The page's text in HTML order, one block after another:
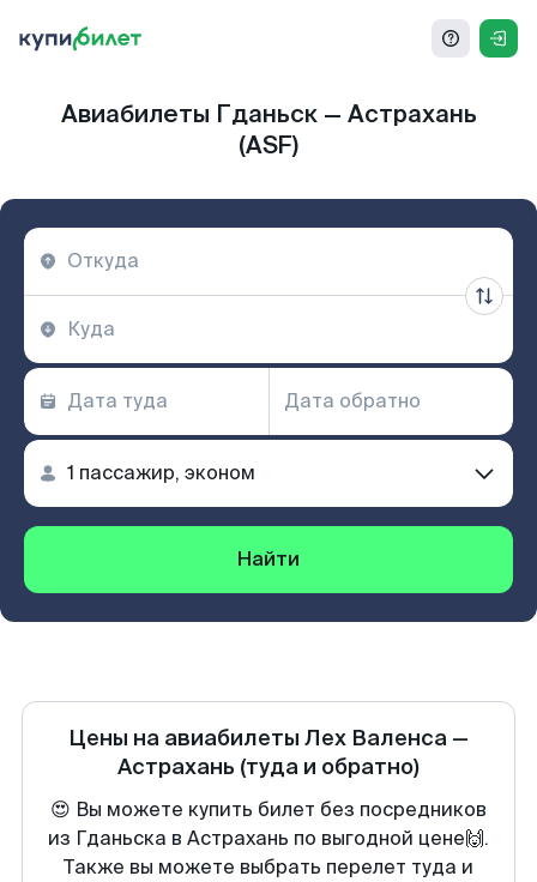
Авиабилеты Гданьск — Астрахань
(ASF)
Найти
Цены на авиабилеты Лех Валенса —
Астрахань (туда и обратно)
😍 Вы можете купить билет без посредников
из Гданьска в Астрахань по выгодной цене🙌.
Также вы можете выбрать перелет туда и